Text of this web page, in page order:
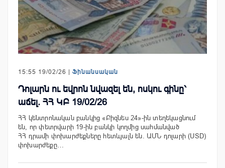
15:55 19/02/26 | Ֆինանսական
Դոլարն ու եվրոն նվազել են, ոսկու գինը՝
աճել. ՀՀ ԿԲ 19/02/26
ՀՀ կենտրոնական բանկից «Բիզնես 24»-ին տեղեկացնում
են, որ փետրվարի 19-ին բանկի կողմից սահմանված
ՀՀ դրամի փոխարժեքները հետևյալն են. ԱՄՆ դոլարի (USD)
փոխարժեքը…